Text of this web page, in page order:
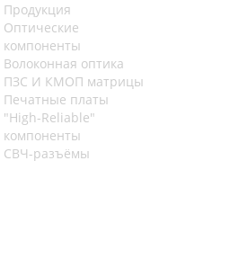
Продукция
Оптические
компоненты
Волоконная оптика
ПЗС И КМОП матрицы
Печатные платы
"High-Reliable"
компоненты
СВЧ-разъёмы